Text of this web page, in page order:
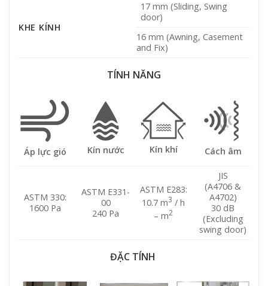
KHE KÍNH
17 mm (Sliding, Swing
door)
16 mm (Awning, Casement
and Fix)
TÍNH NĂNG
Áp lực gió Kín nước Kín khí Cách âm
ASTM 330:
1600 Pa
ASTM E331-
00
240 Pa
ASTM E283:
10.7 m3 / h
– m2
JIS
(A4706 &
A4702)
30 dB
(Excluding
swing door)
ĐẶC TÍNH